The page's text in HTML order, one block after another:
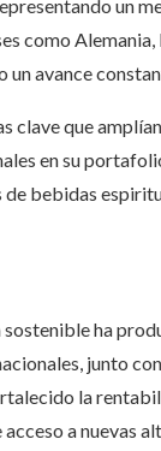
un
como Alemania,
un avance
clave que
en su
bebidas
ha
junto
la
a nuevas